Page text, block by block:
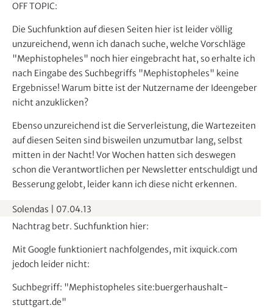
OFF TOPIC:
Die Suchfunktion auf diesen Seiten hier ist leider völlig
unzureichend, wenn ich danach suche, welche Vorschläge
"Mephistopheles" noch hier eingebracht hat, so erhalte ich
nach Eingabe des Suchbegriffs "Mephistopheles" keine
Ergebnisse! Warum bitte ist der Nutzername der Ideengeber
nicht anzuklicken?
Ebenso unzureichend ist die Serverleistung, die Wartezeiten
auf diesen Seiten sind bisweilen unzumutbar lang, selbst
mitten in der Nacht! Vor Wochen hatten sich deswegen
schon die Verantwortlichen per Newsletter entschuldigt und
Besserung gelobt, leider kann ich diese nicht erkennen.
Solendas
07.04.13
Nachtrag betr. Suchfunktion hier:
Mit Google funktioniert nachfolgendes, mit ixquick.com
jedoch leider nicht:
Suchbegriff: "Mephistopheles site:buergerhaushalt-
stuttgart.de"